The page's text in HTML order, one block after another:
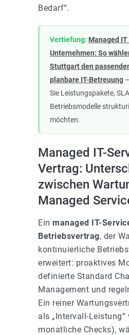
Bedarf“.
Vertiefung: Managed
Unternehmen: So
Stuttgart den
planbare IT-Betreuung
Sie Leistungspakete,
Betriebsmodelle
möchten.
Managed IT-
Vertrag:
zwischen
Managed
Ein managed IT-
Betriebsvertrag, der
kontinuierliche
erweitert: proaktives
definierte Standard
Management und
Ein reiner
als „Intervall-Leistung“
monatliche Checks),